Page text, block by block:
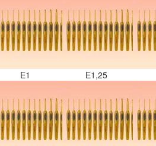
E1 E1,25